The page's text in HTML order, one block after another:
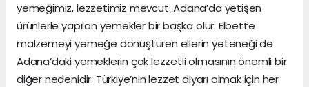
yemeğimiz, lezzetimiz mevcut. Adana’da yetişen
ürünlerle yapılan yemekler bir başka olur. Elbette
malzemeyi yemeğe dönüştüren ellerin yeteneği de
Adana’daki yemeklerin çok lezzetli olmasının önemli bir
diğer nedenidir. Türkiye’nin lezzet diyarı olmak için her